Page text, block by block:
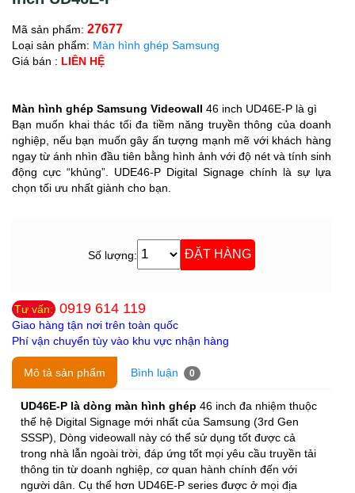
Mã sản phẩm: 27677
Loại sản phẩm: Màn hình ghép Samsung
Giá bán : LIÊN HỆ
Màn hình ghép Samsung Videowall 46 inch UD46E-P là gì
Bạn muốn khai thác tối đa tiềm năng truyền thông của doanh
nghiệp, nếu bạn muốn gây ấn tượng mạnh mẽ với khách hàng
ngay từ ánh nhìn đầu tiên bằng hình ảnh với độ nét và tính sinh
động cực “khủng”. UDE46-P Digital Signage chính là sự lựa
chọn tối ưu nhất giành cho bạn.
Số lượng:
Tư vấn: 0919 614 119
Giao hàng tận nơi trên toàn quốc
Phí vận chuyển tùy vào khu vực nhận hàng
Mô tả sản phẩm Bình luận 0
UD46E-P là dòng màn hình ghép 46 inch đa nhiệm thuộc
thế hệ Digital Signage mới nhất của Samsung (3rd Gen
SSSP), Dòng videowall này có thể sử dụng tốt được cả
trong nhà lẫn ngoài trời, đáp ứng tốt mọi yêu cầu truyền tải
thông tin từ doanh nghiệp, cơ quan hành chính đến với
người dân. Cụ thể hơn UD46E-P series được ở mọi địa